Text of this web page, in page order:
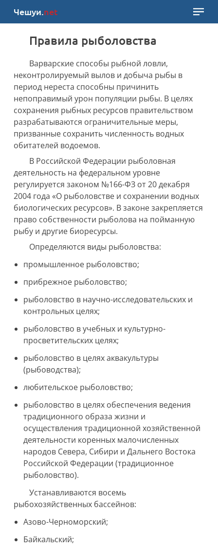
Чешуи.net
Правила рыболовства
Варварские способы рыбной ловли,
неконтролируемый вылов и добыча рыбы в
период нереста способны причинить
непоправимый урон популяции рыбы. В целях
сохранения рыбных ресурсов правительством
разрабатываются ограничительные меры,
призванные сохранить численность водных
обитателей водоемов.
В Российской Федерации рыболовная
деятельность на федеральном уровне
регулируется законом №166-ФЗ от 20 декабря
2004 года «О рыболовстве и сохранении водных
биологических ресурсов». В законе закрепляется
право собственности рыболова на пойманную
рыбу и другие биоресурсы.
Определяются виды рыболовства:
промышленное рыболовство;
прибрежное рыболовство;
рыболовство в научно-исследовательских и
контрольных целях;
рыболовство в учебных и культурно-
просветительских целях;
рыболовство в целях аквакультуры
(рыбоводства);
любительское рыболовство;
рыболовство в целях обеспечения ведения
традиционного образа жизни и
осуществления традиционной хозяйственной
деятельности коренных малочисленных
народов Севера, Сибири и Дальнего Востока
Российской Федерации (традиционное
рыболовство).
Устанавливаются восемь
рыбохозяйственных бассейнов:
Азово-Черноморский;
Байкальский;